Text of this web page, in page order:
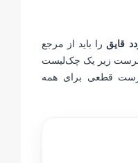
قایق را باید از مرجع
زیر یک چک‌لیست
قطعی برای همه